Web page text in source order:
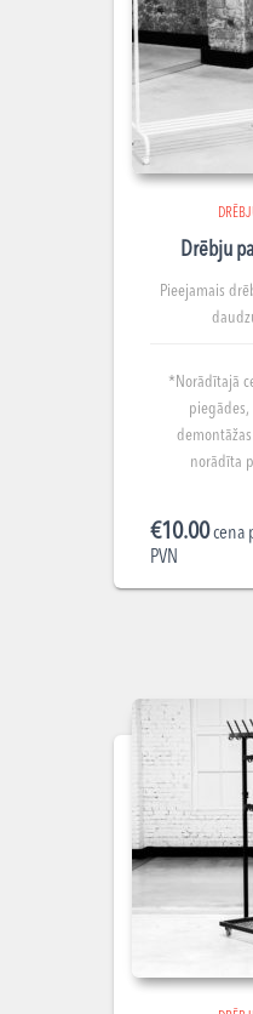
Drēbju
Pieejamais
*Norādītajā
norādīta
€10.00cena
PVN